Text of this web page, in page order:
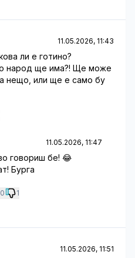
11.05.2026, 11:43
ли е готино?
народ ще има?! Ще може
нещо, или ще е само бу
11.05.2026, 11:47
говориш бе! 😂
Бурга
0 1
11.05.2026, 11:51